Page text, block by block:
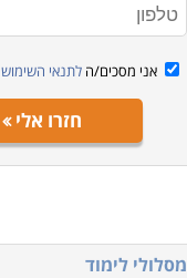
אני מסכים/הלתנאי השימוש
חזרו אלי
מסלולי לימוד